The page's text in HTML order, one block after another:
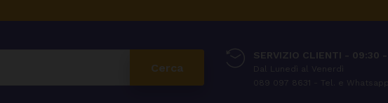
Cerca
SERVIZIO CLIENTI - 09:30 -
Dal Lunedì al Venerdì
089 097 8631 - Tel. e Whatsapp